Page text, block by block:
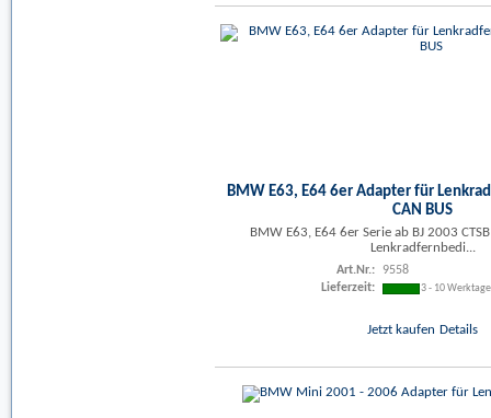
BMW E63, E64 6er Adapter für
CAN BUS
BMW E63, E64 6er Serie ab BJ 2003
Lenkradfernbedi...
Art.Nr.:
9558
Lieferzeit:
3 - 10 Werktage
Jetzt kaufen Details